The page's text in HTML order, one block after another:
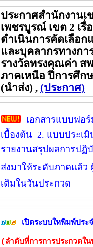
ประกาศสำนักงาน
เพชรบูรณ์ เขต 2 เ
ดำเนินการคัดเลือก
และบุคลากรทางก
รางวัลทรงคุณค่า สพ
ภาคเหนือ ปีการศึก
(นำส่ง) , (ประกาศ)
เอกสารแบบฟอ
เบื้องต้น 2. แบบประเ
รายงานสรุปผลการปฏิ
ส่งมาให้ระดับภาคแล้ว
เติมในวันประกวด
เปิดระบบใหพิมพ์ประ
(ลำดับที่การการประกวดใ